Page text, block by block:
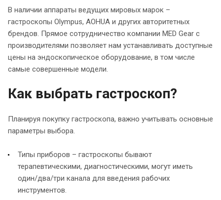
В наличии аппараты ведущих мировых марок –
гастроскопы Olympus, AOHUA и других авторитетных
брендов. Прямое сотрудничество компании MED Gear с
производителями позволяет нам устанавливать доступные
цены на эндоскопическое оборудование, в том числе
самые совершенные модели.
Как выбрать гастроскоп?
Планируя покупку гастроскопа, важно учитывать основные
параметры выбора.
Типы приборов – гастроскопы бывают
терапевтическими, диагностическими, могут иметь
один/два/три канала для введения рабочих
инструментов.